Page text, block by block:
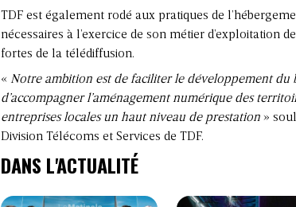
TDF est également rodé aux pratiques de
nécessaires à l’exercice de son métier d’exploitation
fortes de la télédiffusion.
« Notre ambition est de faciliter le développement du
d’accompagner l’aménagement numérique des
entreprises locales un haut niveau de prestation »
Division Télécoms et Services de TDF.
DANS L'ACTUALITÉ